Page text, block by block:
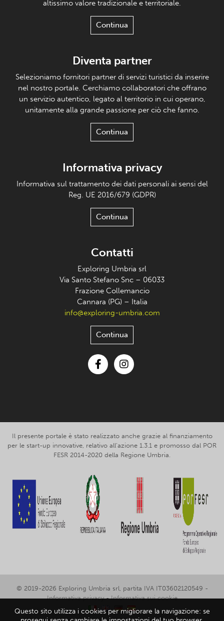
altissimo valore tradizionale e territoriale.
Continua
Diventa partner
Selezioniamo fornitori partner di servizi turistici da inserire
nel nostro portale. Cerchiamo collaboratori che offrano
un servizio autentico, legato al territorio in cui operano,
unitamente alla grande passione per ciò che fanno.
Continua
Informativa privacy
Informativa sul trattamento dei dati personali ai sensi del
Reg. UE 2016/679 (GDPR)
Continua
Contatti
Exploring Umbria srl
Via Santo Stefano Snc – 06033
Frazione Collemancio
Cannara (PG) – Italia
info@exploring-umbria.com
Continua
Il presente portale è stato realizzato anche grazie al finanziamento
per le start-up innovative, relativo all’azione 1.3.1 e promosso dal POR
FESR 2014-2020 della Regione Umbria.
© 2019-2026 Exploring Umbria srl, partita IVA IT03602120549 -
Informativa privacy-Informativa sui cookie
Questo sito utilizza i cookies per migliorare la navigazione: se